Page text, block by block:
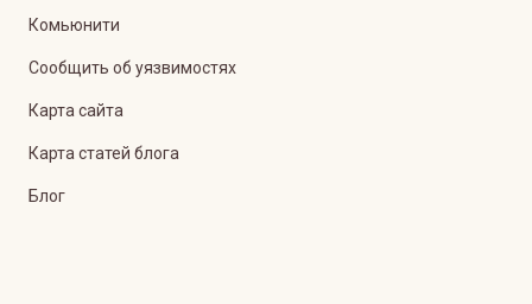
Комьюнити
Сообщить об уязвимостях
Карта сайта
Карта статей блога
Блог